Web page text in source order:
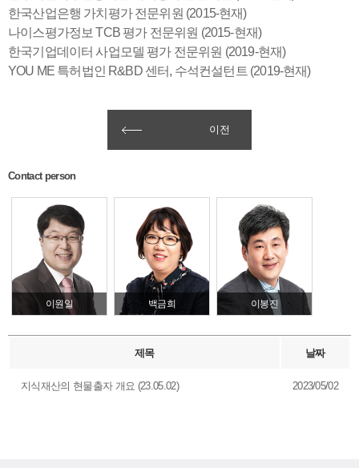
한국산업은행 가치평가 전문위원 (2015-현재)
나이스평가정보 TCB 평가 전문위원 (2015-현재)
한국기업데이터 사업모델 평가 전문위원 (2019-현재)
YOU ME 특허법인 R&BD 센터, 수석컨설턴트 (2019-현재)
이전
Contact person
이원일 백금희 이봉진
제목 날짜
지식재산의 현물출자 개요 (23.05.02) 2023/05/02